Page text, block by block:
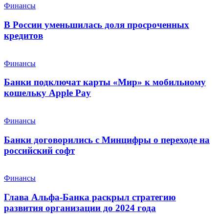
Финансы
В России уменьшилась доля просроченных
кредитов
Финансы
Банки подключат карты «Мир» к мобильному
кошельку Apple Pay
Финансы
Банки договорились с Минцифры о переходе на
российский софт
Финансы
Глава Альфа-Банка раскрыл стратегию
развития организации до 2024 года